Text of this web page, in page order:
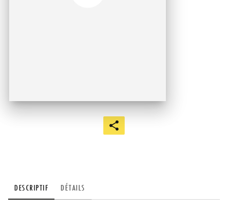
DESCRIPTIF DÉTAILS